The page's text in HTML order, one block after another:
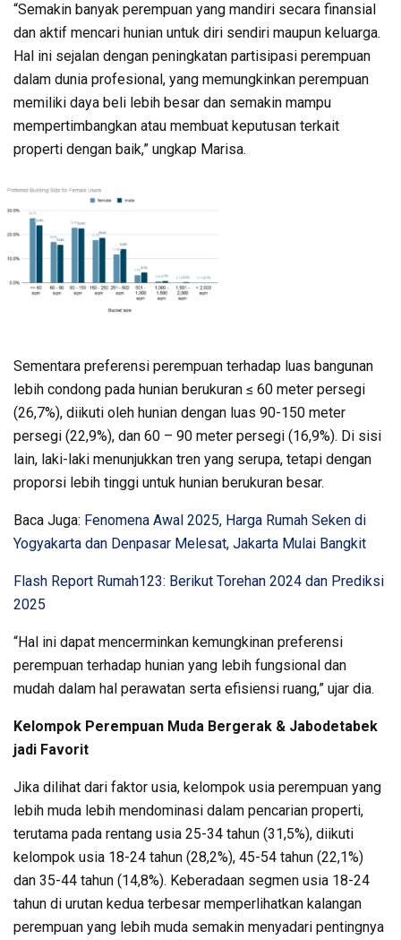
“Semakin banyak perempuan yang mandiri secara finansial
dan aktif mencari hunian untuk diri sendiri maupun keluarga.
Hal ini sejalan dengan peningkatan partisipasi perempuan
dalam dunia profesional, yang memungkinkan perempuan
memiliki daya beli lebih besar dan semakin mampu
mempertimbangkan atau membuat keputusan terkait
properti dengan baik,” ungkap Marisa.
Sementara preferensi perempuan terhadap luas bangunan
lebih condong pada hunian berukuran ≤ 60 meter persegi
(26,7%), diikuti oleh hunian dengan luas 90-150 meter
persegi (22,9%), dan 60 – 90 meter persegi (16,9%). Di sisi
lain, laki-laki menunjukkan tren yang serupa, tetapi dengan
proporsi lebih tinggi untuk hunian berukuran besar.
Baca Juga: Fenomena Awal 2025, Harga Rumah Seken di
Yogyakarta dan Denpasar Melesat, Jakarta Mulai Bangkit
Flash Report Rumah123: Berikut Torehan 2024 dan Prediksi
2025
“Hal ini dapat mencerminkan kemungkinan preferensi
perempuan terhadap hunian yang lebih fungsional dan
mudah dalam hal perawatan serta efisiensi ruang,” ujar dia.
Kelompok Perempuan Muda Bergerak & Jabodetabek
jadi Favorit
Jika dilihat dari faktor usia, kelompok usia perempuan yang
lebih muda lebih mendominasi dalam pencarian properti,
terutama pada rentang usia 25-34 tahun (31,5%), diikuti
kelompok usia 18-24 tahun (28,2%), 45-54 tahun (22,1%)
dan 35-44 tahun (14,8%). Keberadaan segmen usia 18-24
tahun di urutan kedua terbesar memperlihatkan kalangan
perempuan yang lebih muda semakin menyadari pentingnya